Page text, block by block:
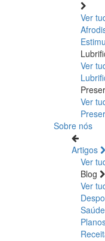
Ver
Ver
Ver
Sobre nós
Artigos
Ver
Blog
Ver